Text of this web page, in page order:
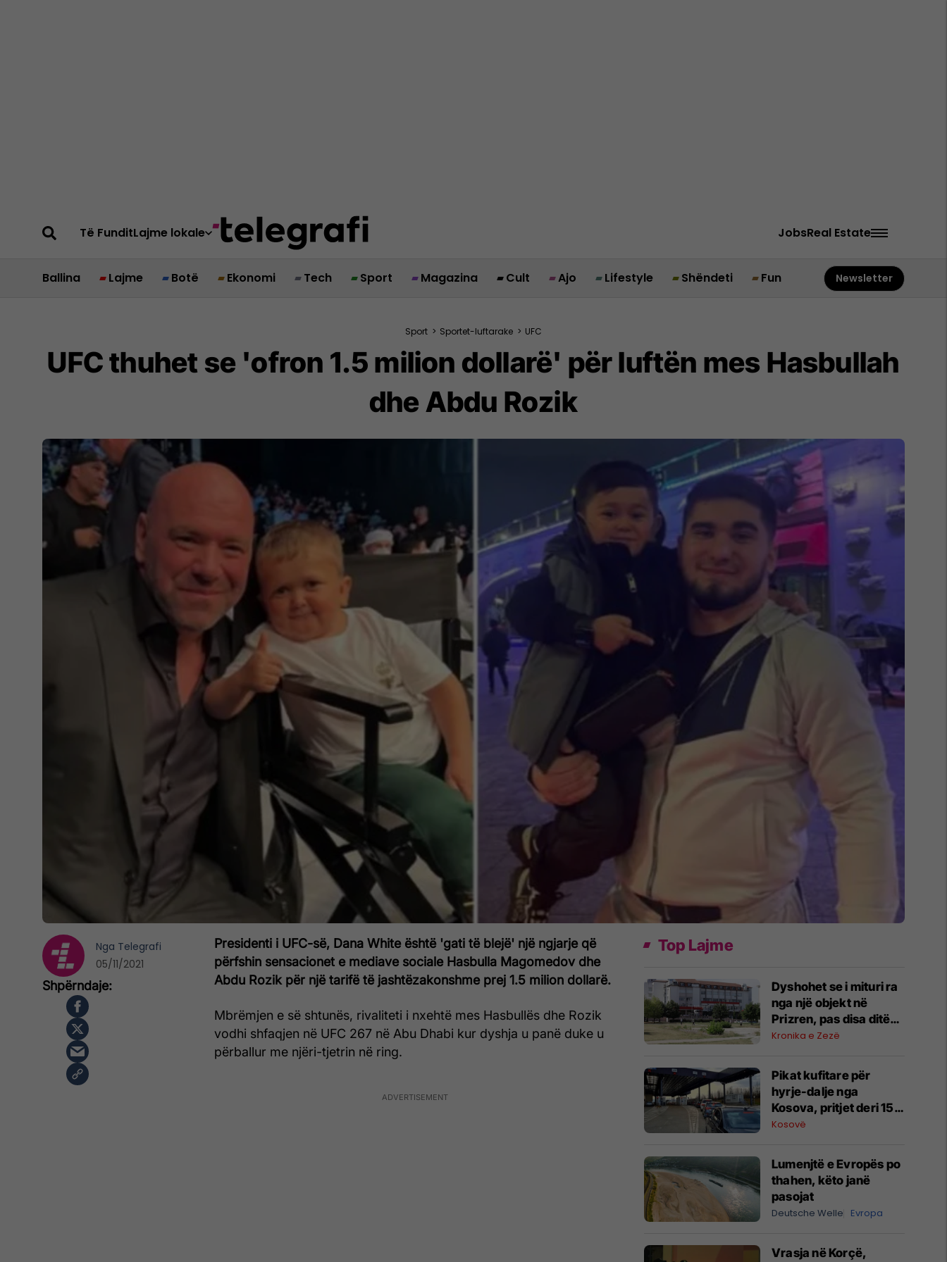
Të FunditLajme lokale JobsReal Estate
Ballina Lajme Botë Ekonomi Tech Sport Magazina Cult Ajo Lifestyle Shëndeti Fun Newsletter
Sport > Sportet-luftarake > UFC
UFC thuhet se 'ofron 1.5 milion dollarë' për luftën mes Hasbullah
dhe Abdu Rozik
Presidenti i UFC-së, Dana White është 'gati të blejë' një ngjarje që
përfshin sensacionet e mediave sociale Hasbulla Magomedov dhe
Abdu Rozik për një tarifë të jashtëzakonshme prej 1.5 milion dollarë.
Mbrëmjen e së shtunës, rivaliteti i nxehtë mes Hasbullës dhe Rozik
vodhi shfaqjen në UFC 267 në Abu Dhabi kur dyshja u panë duke u
përballur me njëri-tjetrin në ring.
Nga Telegrafi
05/11/2021
Top Lajme
Dyshohet se i mituri ra
nga një objekt në
Prizren, pas disa ditësh
ndërroi jetë në QKUK
Kronika e Zezë
​Pikat kufitare për
hyrje-dalje nga
Kosova, pritjet deri 15
minuta
Kosovë
Lumenjtë e Evropës po
thahen, këto janë
pasojat
Deutsche Welle Evropa
Vrasja në Korçë,